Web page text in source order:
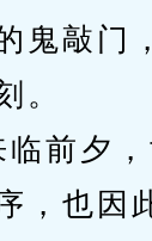
敲门
。
前夕，
，也因